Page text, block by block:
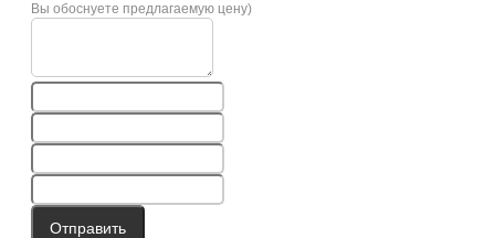
Вы обоснуете предлагаемую цену)
Отправить